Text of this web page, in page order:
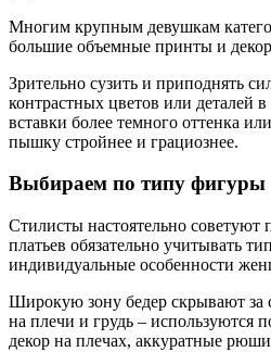
Многим крупным девушкам
большие объемные принты и
Зрительно сузить и приподнять
контрастных цветов или деталей
вставки более темного оттенка
пышку стройнее и грациознее.
Выбираем по типу фигуры
Стилисты настоятельно советуют
платьев обязательно учитывать
индивидуальные особенности
Широкую зону бедер скрывают за
на плечи и грудь – используются
декор на плечах, аккуратные